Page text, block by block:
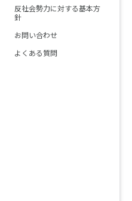
反社会勢力に対する基本方
針
お問い合わせ
よくある質問